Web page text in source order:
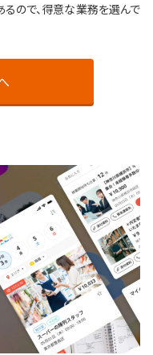
ので、得意な業務を選んで